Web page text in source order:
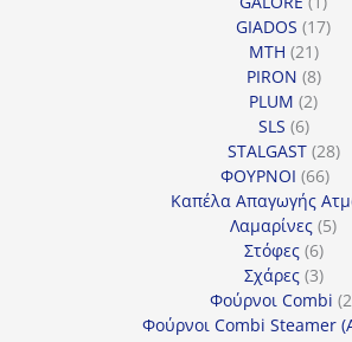
GIADOS 1717
MTH 2121
PIRON 88
PLUM 22
SLS 66
STALGAST 2828
ΦΟΥΡΝΟΙ 6666
Καπέλα Απαγωγής
Λαμαρίνες 55
Στόφες 66
Σχάρες 33
Φούρνοι Combi 2
Φούρνοι Combi Steamer